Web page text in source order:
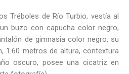
Tréboles de Río Turbio, vestía al
buzo con capucha color negro,
de gimnasia color negro, su
1.60 metros de altura, contextura
oscuro, posee una cicatriz en